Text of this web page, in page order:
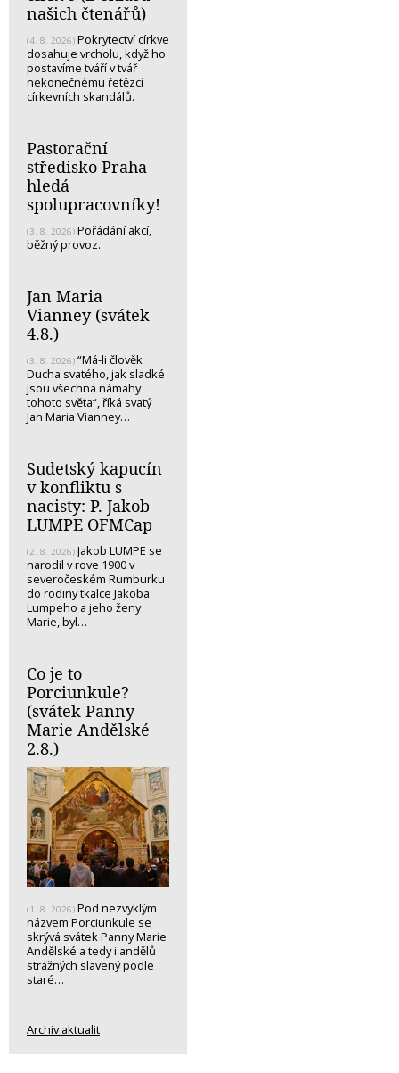
našich čtenářů)
(4. 8. 2026) Pokrytectví církve
dosahuje vrcholu, když ho
postavíme tváří v tvář
nekonečnému řetězci
církevních skandálů.
Pastorační
středisko Praha
hledá
spolupracovníky!
(3. 8. 2026) Pořádání akcí,
běžný provoz.
Jan Maria
Vianney (svátek
4.8.)
(3. 8. 2026) “Má-li člověk
Ducha svatého, jak sladké
jsou všechna námahy
tohoto světa“, říká svatý
Jan Maria Vianney…
Sudetský kapucín
v konfliktu s
nacisty: P. Jakob
LUMPE OFMCap
(2. 8. 2026) Jakob LUMPE se
narodil v rove 1900 v
severočeském Rumburku
do rodiny tkalce Jakoba
Lumpeho a jeho ženy
Marie, byl…
Co je to
Porciunkule?
(svátek Panny
Marie Andělské
2.8.)
(1. 8. 2026) Pod nezvyklým
názvem Porciunkule se
skrývá svátek Panny Marie
Andělské a tedy i andělů
strážných slavený podle
staré…
Archiv aktualit